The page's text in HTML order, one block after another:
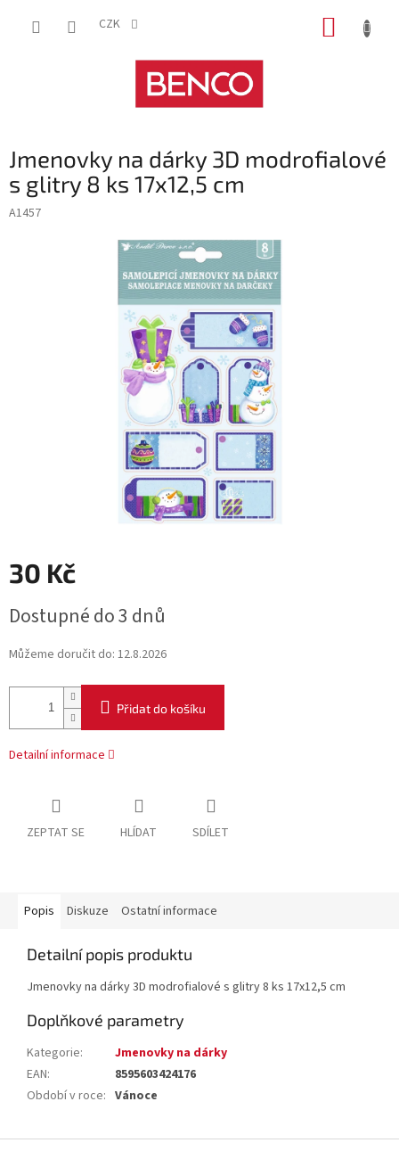
CZK
Jmenovky na dárky 3D modrofialové
s glitry 8 ks 17x12,5 cm
A1457
30 Kč
cena:
Dostupné do 3 dnů
Můžeme doručit do: 12.8.2026
Přidat do košíku
Detailní informace
ZEPTAT SE HLÍDAT SDÍLET
Popis Diskuze Ostatní informace
Detailní popis produktu
Jmenovky na dárky 3D modrofialové s glitry 8 ks 17x12,5 cm
Doplňkové parametry
Kategorie:
Jmenovky na dárky
EAN:
8595603424176
Období v roce: Vánoce